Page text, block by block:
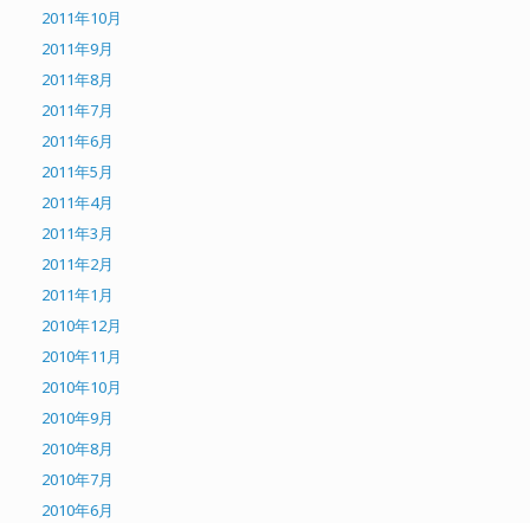
2011年10月
2011年9月
2011年8月
2011年7月
2011年6月
2011年5月
2011年4月
2011年3月
2011年2月
2011年1月
2010年12月
2010年11月
2010年10月
2010年9月
2010年8月
2010年7月
2010年6月